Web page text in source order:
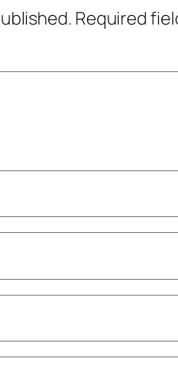
Required